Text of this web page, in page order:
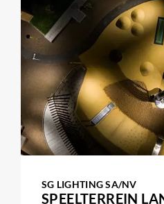
SG LIGHTING SA/NV
SPEELTERREIN